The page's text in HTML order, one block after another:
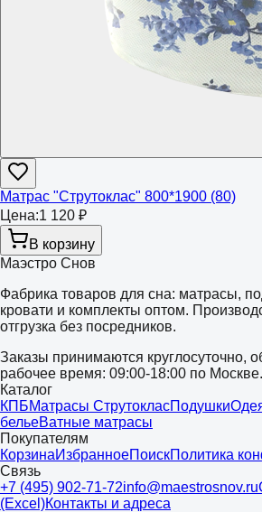
Матрас "Струтоклас" 800*1900 (80)
Цена:1 120 ₽
В корзину
Маэстро Снов
Фабрика товаров для сна: матрасы,
кровати и комплекты оптом.
отгрузка без посредников.
Заказы принимаются круглосуточно,
рабочее время: 09:00-18:00 по Москве.
Каталог
КПБМатрасы СтрутокласПодушки
бельеВатные матрасы
Покупателям
КорзинаИзбранноеПоискПолитика
Связь
+7 (495) 902-71-72info@maestrosnov.ru
(Excel)Контакты и адреса